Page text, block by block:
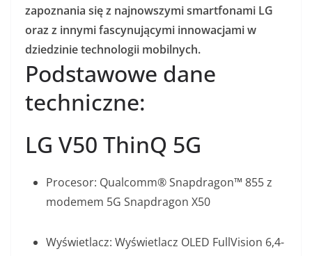
zapoznania się z najnowszymi smartfonami LG
oraz z innymi fascynującymi innowacjami w
dziedzinie technologii mobilnych.
Podstawowe dane
techniczne:
LG V50 ThinQ 5G
Procesor: Qualcomm® Snapdragon™ 855 z
modemem 5G Snapdragon X50
Wyświetlacz: Wyświetlacz OLED FullVision 6,4-